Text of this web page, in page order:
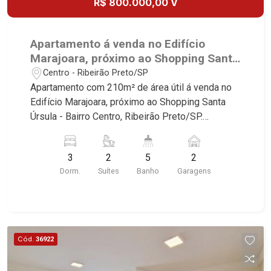
Apartamento á venda no Edifício
Marajoara, próximo ao Shopping Santa
Úrsula - Ribeirão Preto/SP.
Centro - Ribeirão Preto/SP
Apartamento com 210m² de área útil á venda no
Edifício Marajoara, próximo ao Shopping Santa
Úrsula - Bairro Centro, Ribeirão Preto/SP.
Martinelli Imobiliária selecionou para você: -
210m² de área útil - 3 dormitórios com armários
sendo 2 suítes e 1 master com closet e hidro -
Sacada - Iluminação - 2 vagas Martinelli
Imobiliária - excelência absoluta no mercado
imobiliário de Ribeirão Preto. Referência em
3
Dorm.
2
Suítes
5
Banho
2
Garagens
Cód. 36922